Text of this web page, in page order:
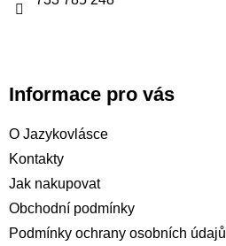
Informace pro vás
O Jazykovlásce
Kontakty
Jak nakupovat
Obchodní podmínky
Podmínky ochrany osobních údajů